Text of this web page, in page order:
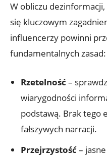
W obliczu
się kluczowym
influencerzy powinni
fundamentalnych zasad:
Rzetelność–
wiarygodności
podstawą. Brak tego
fałszywych narracji.
Przejrzystość–